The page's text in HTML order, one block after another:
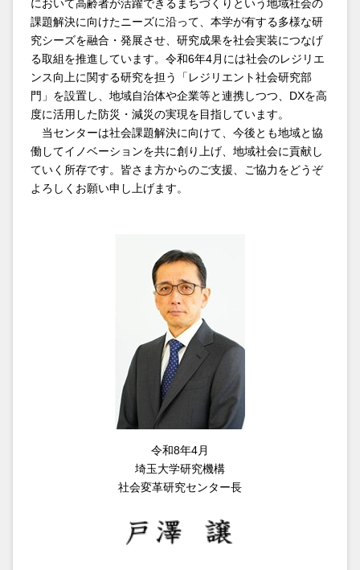
第1回埼大オレンジシンポジウムを開催しました
2026.01.30 レジリエント社会研究部門
【地域レジリエント社会研究コンソーシアム】地域防
災減災コミュニケーションWGが第１回交流会を開催
しました
2026.01.29 レジリエント社会研究部門
【災害×ダイバーシティセミナー】1月21日（水）災
害復興における人権アプローチー東日本大震災の経験
レジリエント社会研究部門
【地域レジリエント社会研究コンソーシアム】地域防
災減災コミュニケーションWG主査・瀬山紀子氏が2
月17日（火）に講演します
レジリエント社会研究部門
【地域レジリエント社会研究コンソーシアム】地理情
報活用WG 第2回ミーティング「地方自治体の防災体
制と地理情報活用の展望」を2月4日(水)に開催します
脱炭素推進部門
科の先生方と交流するワークショップを開催しました
において高齢者が活躍できるまちづくりという地域社会の
課題解決に向けたニーズに沿って、本学が有する多様な研
究シーズを融合・発展させ、研究成果を社会実装につなげ
る取組を推進しています。令和6年4月には社会のレジリエ
ンス向上に関する研究を担う「レジリエント社会研究部
門」を設置し、地域自治体や企業等と連携しつつ、DXを高
度に活用した防災・減災の実現を目指しています。
当センターは社会課題解決に向けて、今後とも地域と協
働してイノベーションを共に創り上げ、地域社会に貢献し
ていく所存です。皆さま方からのご支援、ご協力をどうぞ
よろしくお願い申し上げます。
令和8年4月
埼玉大学研究機構
社会変革研究センター長